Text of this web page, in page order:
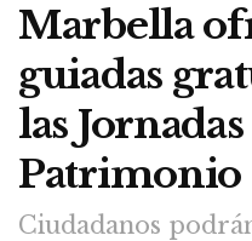
Marbella
guiadas
las
Patrimonio
Ciudadanos